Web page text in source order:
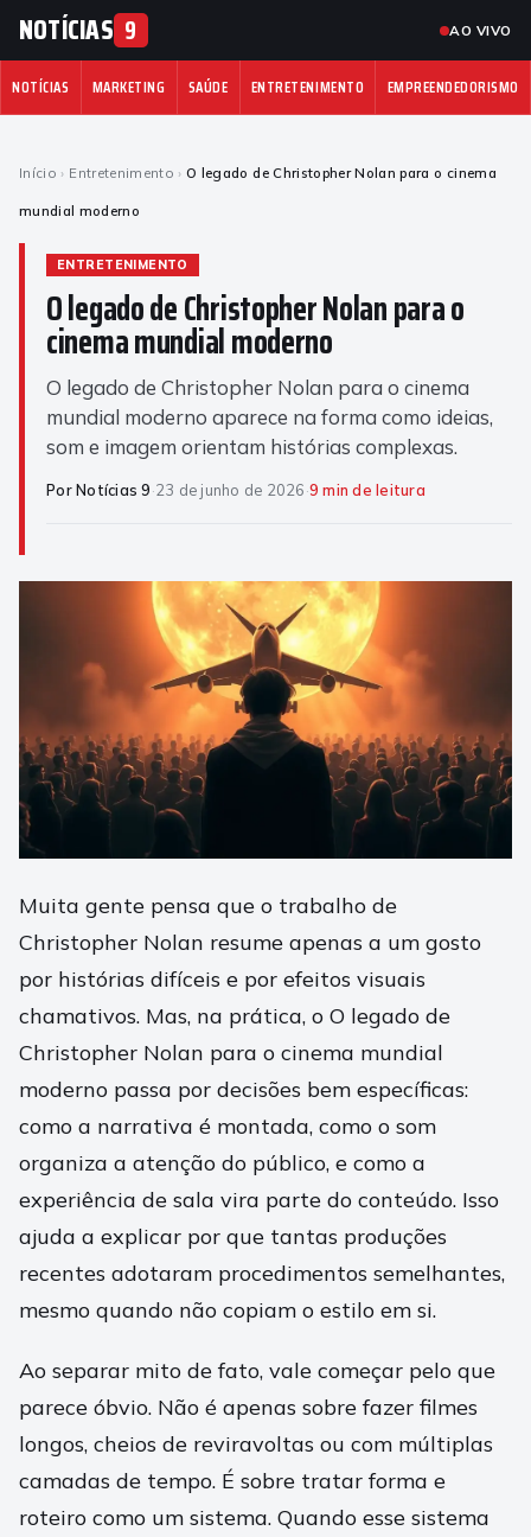
NOTÍCIAS 9 AO VIVO
NOTÍCIAS MARKETING SAÚDE ENTRETENIMENTO EMPREENDEDORISMO
Início › Entretenimento › O legado de Christopher Nolan para o cinema
mundial moderno
ENTRETENIMENTO
O legado de Christopher Nolan para o
cinema mundial moderno
O legado de Christopher Nolan para o cinema
mundial moderno aparece na forma como ideias,
som e imagem orientam histórias complexas.
Por Notícias 9·23 de junho de 2026·9 min de leitura
Muita gente pensa que o trabalho de
Christopher Nolan resume apenas a um gosto
por histórias difíceis e por efeitos visuais
chamativos. Mas, na prática, o O legado de
Christopher Nolan para o cinema mundial
moderno passa por decisões bem específicas:
como a narrativa é montada, como o som
organiza a atenção do público, e como a
experiência de sala vira parte do conteúdo. Isso
ajuda a explicar por que tantas produções
recentes adotaram procedimentos semelhantes,
mesmo quando não copiam o estilo em si.
Ao separar mito de fato, vale começar pelo que
parece óbvio. Não é apenas sobre fazer filmes
longos, cheios de reviravoltas ou com múltiplas
camadas de tempo. É sobre tratar forma e
roteiro como um sistema. Quando esse sistema